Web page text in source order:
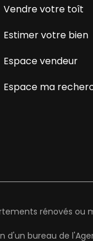
Vendre votre toît
Estimer votre bien
Espace vendeur
Espace ma
rénovés
d'un bureau de